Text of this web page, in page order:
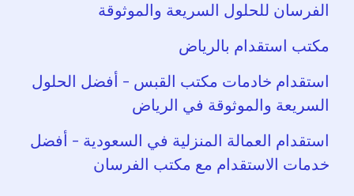
الفرسان للحلول السريعة والموثوقة
مكتب استقدام بالرياض
استقدام خادمات مكتب القبس – أفضل الحلول
السريعة والموثوقة في الرياض
استقدام العمالة المنزلية في السعودية – أفضل
خدمات الاستقدام مع مكتب الفرسان